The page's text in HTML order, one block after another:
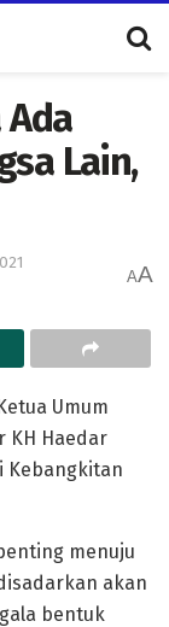
Lain,
AA
Umum
KH Haedar
Kebangkitan
menuju
akan
bentuk